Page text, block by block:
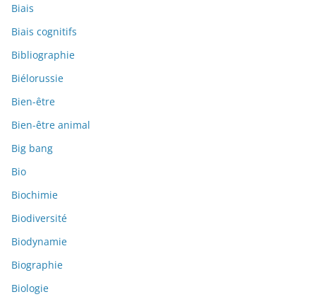
Biais
Biais cognitifs
Bibliographie
Biélorussie
Bien-être
Bien-être animal
Big bang
Bio
Biochimie
Biodiversité
Biodynamie
Biographie
Biologie